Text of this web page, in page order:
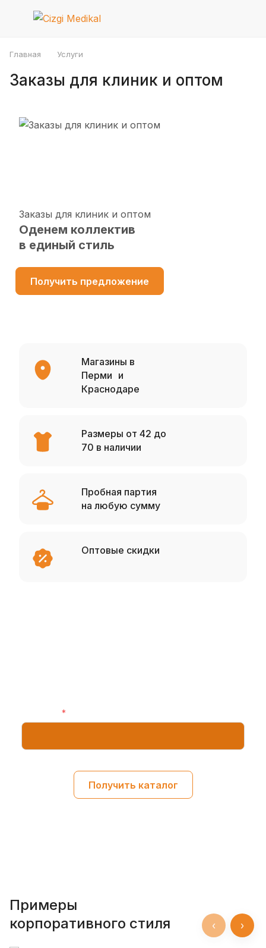
Главная Услуги
Заказы для клиник и оптом
Заказы для клиник и оптом
Оденем коллектив
в единый стиль
Получить предложение
Магазины в
Перми и
Краснодаре
Размеры от 42 до
70 в наличии
Пробная партия
на любую сумму
Оптовые скидки
*
Получить каталог
Примеры
корпоративного стиля
‹ ›